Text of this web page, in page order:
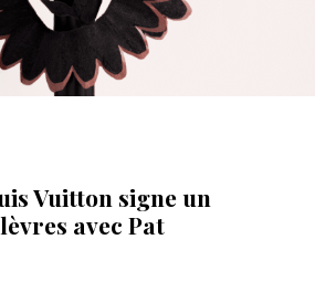
Vuitton signe un
avec Pat